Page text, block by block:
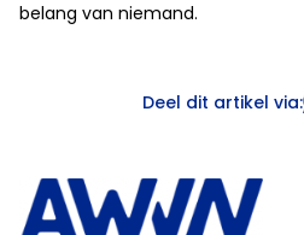
belang van niemand.
Deel dit artikel via: